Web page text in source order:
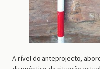
A nível do anteprojecto,